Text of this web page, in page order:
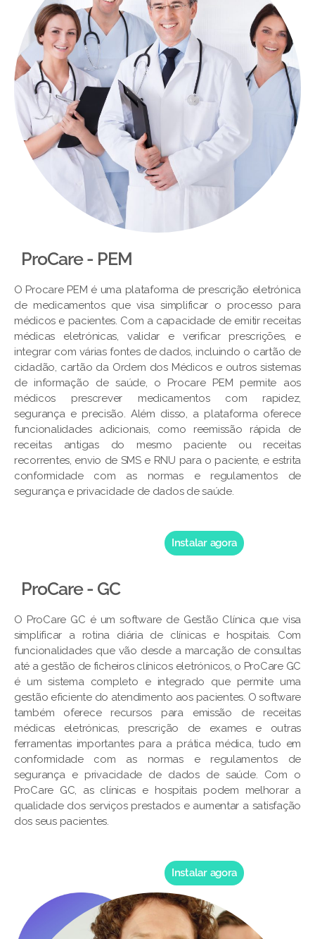
ProCare - PEM​
O Procare PEM é uma plataforma de prescrição eletrónica
de medicamentos que visa simplificar o processo para
médicos e pacientes. Com a capacidade de emitir receitas
médicas eletrónicas, validar e verificar prescrições, e
integrar com várias fontes de dados, incluindo o cartão de
cidadão, cartão da Ordem dos Médicos e outros sistemas
de informação de saúde, o Procare PEM permite aos
médicos prescrever medicamentos com rapidez,
segurança e precisão. Além disso, a plataforma oferece
funcionalidades adicionais, como reemissão rápida de
receitas antigas do mesmo paciente ou receitas
recorrentes, envio de SMS e RNU para o paciente, e estrita
conformidade com as normas e regulamentos de
segurança e privacidade de dados de saúde.
Instalar agora
ProCare - GC
O ProCare GC é um software de Gestão Clínica que visa
simplificar a rotina diária de clínicas e hospitais. Com
funcionalidades que vão desde a marcação de consultas
até a gestão de ficheiros clínicos eletrónicos, o ProCare GC
é um sistema completo e integrado que permite uma
gestão eficiente do atendimento aos pacientes. O software
também oferece recursos para emissão de receitas
médicas eletrónicas, prescrição de exames e outras
ferramentas importantes para a prática médica, tudo em
conformidade com as normas e regulamentos de
segurança e privacidade de dados de saúde. Com o
ProCare GC, as clínicas e hospitais podem melhorar a
qualidade dos serviços prestados e aumentar a satisfação
dos seus pacientes.
Instalar agora